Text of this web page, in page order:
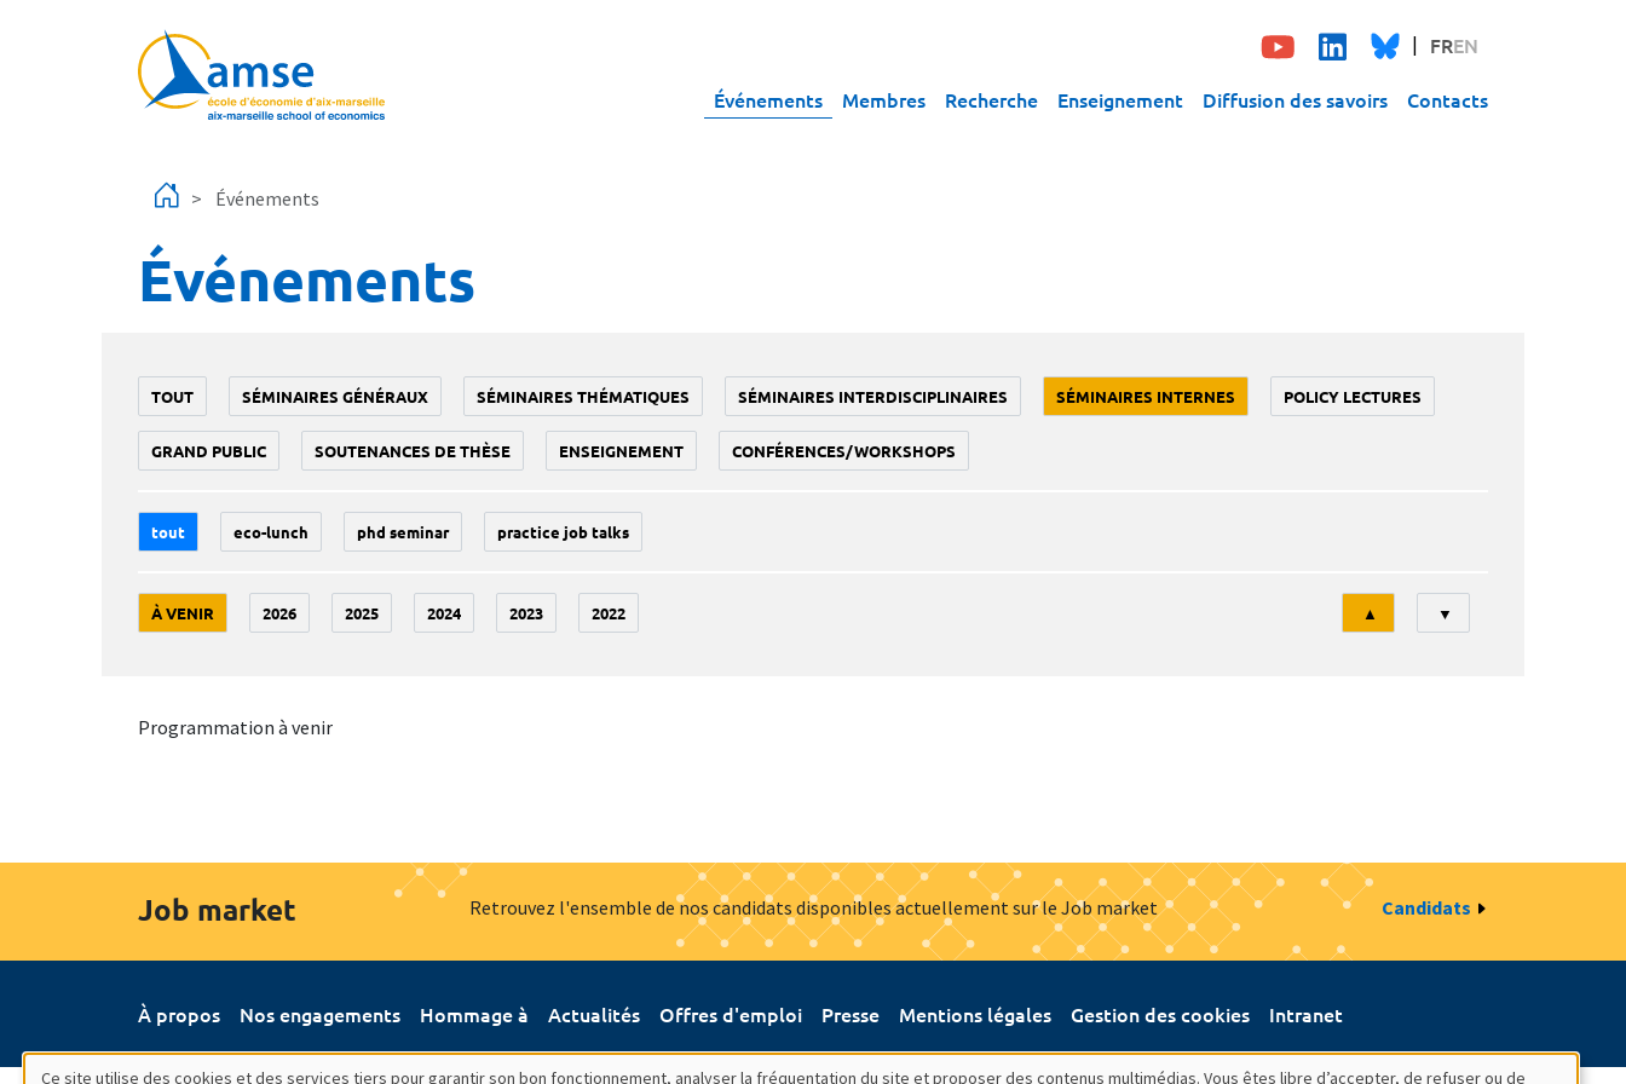
FREN
Événements Membres Recherche Enseignement Diffusion des savoirs Contacts
Événements
Événements
TOUT SÉMINAIRES GÉNÉRAUX SÉMINAIRES THÉMATIQUES SÉMINAIRES INTERDISCIPLINAIRES SÉMINAIRES INTERNES POLICY LECTURES
GRAND PUBLIC SOUTENANCES DE THÈSE ENSEIGNEMENT CONFÉRENCES/WORKSHOPS
tout eco-lunch phd seminar practice job talks
À VENIR 2026 2025 2024 2023 2022
Tri
▲ ▼
Programmation à venir
Job market Retrouvez l'ensemble de nos candidats disponibles actuellement sur le Job market Candidats
À propos Nos engagements Hommage à Actualités Offres d'emploi Presse Mentions légales Gestion des cookies Intranet
Ce site utilise des cookies et des services tiers pour garantir son bon fonctionnement, analyser la fréquentation du site et proposer des contenus multimédias. Vous êtes libre d’accepter, de refuser ou de